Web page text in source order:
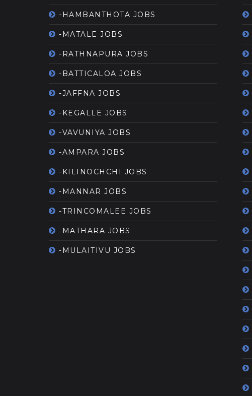
-HAMBANTHOTA JOBS
-MATALE JOBS
-RATHNAPURA JOBS
-BATTICALOA JOBS
-JAFFNA JOBS
-KEGALLE JOBS
-VAVUNIYA JOBS
-AMPARA JOBS
-KILINOCHCHI JOBS
-MANNAR JOBS
-TRINCOMALEE JOBS
-MATHARA JOBS
-MULAITIVU JOBS